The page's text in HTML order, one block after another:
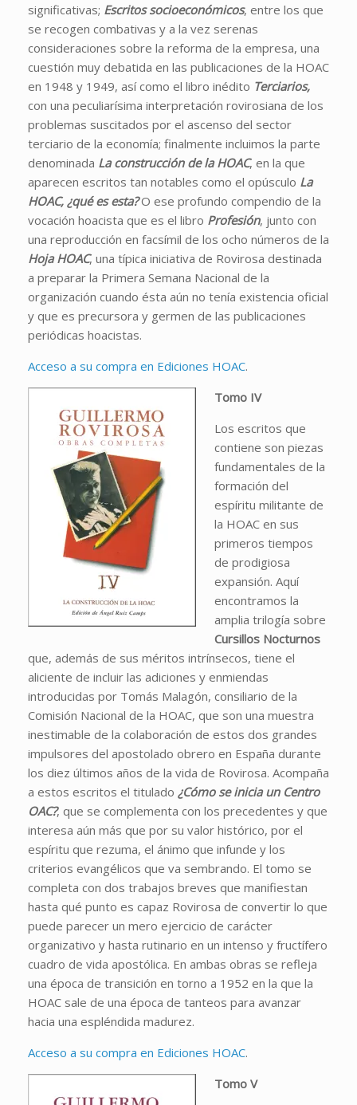
significativas; Escritos socioeconómicos, entre los que
se recogen combativas y a la vez serenas
consideraciones sobre la reforma de la empresa, una
cuestión muy debatida en las publicaciones de la HOAC
en 1948 y 1949, así como el libro inédito Terciarios,
con una peculiarísima interpretación rovirosiana de los
problemas suscitados por el ascenso del sector
terciario de la economía; finalmente incluimos la parte
denominada La construcción de la HOAC, en la que
aparecen escritos tan notables como el opúsculo La
HOAC, ¿qué es esta?O ese profundo compendio de la
vocación hoacista que es el libro Profesión, junto con
una reproducción en facsímil de los ocho números de la
Hoja HOAC, una típica iniciativa de Rovirosa destinada
a preparar la Primera Semana Nacional de la
organización cuando ésta aún no tenía existencia oficial
y que es precursora y germen de las publicaciones
periódicas hoacistas.
Acceso a su compra en Ediciones HOAC.
Tomo IV
Los escritos que
contiene son piezas
fundamentales de la
formación del
espíritu militante de
la HOAC en sus
primeros tiempos
de prodigiosa
expansión. Aquí
encontramos la
amplia trilogía sobre
Cursillos Nocturnos
que, además de sus méritos intrínsecos, tiene el
aliciente de incluir las adiciones y enmiendas
introducidas por Tomás Malagón, consiliario de la
Comisión Nacional de la HOAC, que son una muestra
inestimable de la colaboración de estos dos grandes
impulsores del apostolado obrero en España durante
los diez últimos años de la vida de Rovirosa. Acompaña
a estos escritos el titulado ¿Cómo se inicia un Centro
OAC?, que se complementa con los precedentes y que
interesa aún más que por su valor histórico, por el
espíritu que rezuma, el ánimo que infunde y los
criterios evangélicos que va sembrando. El tomo se
completa con dos trabajos breves que manifiestan
hasta qué punto es capaz Rovirosa de convertir lo que
puede parecer un mero ejercicio de carácter
organizativo y hasta rutinario en un intenso y fructífero
cuadro de vida apostólica. En ambas obras se refleja
una época de transición en torno a 1952 en la que la
HOAC sale de una época de tanteos para avanzar
hacia una espléndida madurez.
Acceso a su compra en Ediciones HOAC.
Tomo V